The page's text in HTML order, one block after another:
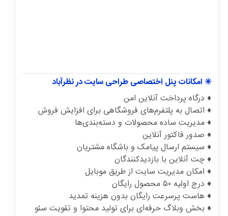
✳️ امکانات پنل اختصاصی طراحی سایت در نظرآباد
♦️ درگاه پرداخت آنلاین امن
♦️ اتصال به پلتفرم‌های فروشگاهی برای افزایش فروش
♦️ مدیریت ساده محصولات و دسته‌بندی‌ها
♦️ صدور فاکتور آنلاین
♦️ سیستم ارسال پیامک و باشگاه مشتریان
♦️ چت آنلاین با بازدیدکنندگان
♦️ امکان مدیریت سایت از طریق موبایل
♦️ درج اولیه ۵۰ محصول رایگان
♦️ هاست پرسرعت رایگان بدون هزینه تمدید
♦️ بخش وبلاگ حرفه‌ای برای تولید محتوا و تقویت سئو